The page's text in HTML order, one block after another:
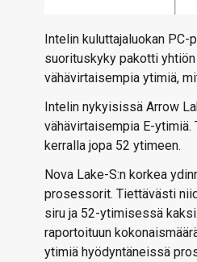
Intelin kuluttajaluokan
suorituskyky pakotti
vähävirtaisempia ytimiä,
Intelin nykyisissä Arrow
vähävirtaisempia E-
kerralla jopa 52 ytimeen.
Nova Lake-S:n korkea
prosessorit. Tiettävästi
siru ja 52-ytimisessä
raportoituun
ytimiä hyödyntäneissä